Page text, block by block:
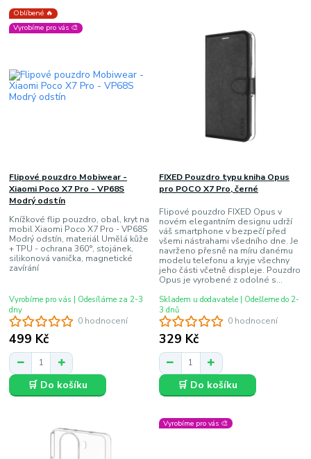
Oblíbené 🔥
Vyrobíme pro vás 🎨
0 hodnocení
Flipové pouzdro Mobiwear -
Xiaomi Poco X7 Pro - VP68S
Modrý odstín
Knížkové flip pouzdro, obal, kryt na
mobil Xiaomi Poco X7 Pro - VP68S
Modrý odstín, materiál Umělá kůže
+ TPU - ochrana 360°, stojánek,
silikonová vanička, magnetické
zavírání
499 Kč
Vyrobíme pro vás | Odesíláme za 2-3
dny
🛒 Do košíku
0 hodnocení
FIXED Pouzdro typu kniha Opus
pro POCO X7 Pro, černé
Flipové pouzdro FIXED Opus v
novém elegantním designu udrží
váš smartphone v bezpečí před
všemi nástrahami všedního dne. Je
navrženo přesně na míru danému
modelu telefonu a kryje všechny
jeho části včetně displeje. Pouzdro
Opus je vyrobené z odolné s...
329 Kč
Skladem u dodavatele | Odešleme do 2-
3 dnů
🛒 Do košíku
Vyrobíme pro vás 🎨